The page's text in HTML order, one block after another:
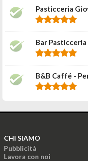
Pasticceria
Bar
B&B Caffé -
CHI SIAMO
Pubblicità
Lavora con noi